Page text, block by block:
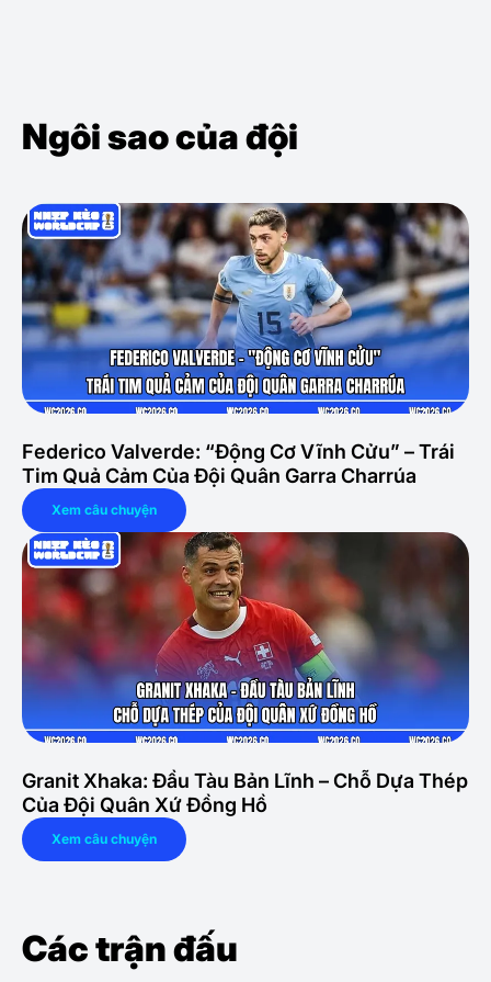
Ngôi sao của đội
Federico Valverde: “Động Cơ Vĩnh Cửu” – Trái
Tim Quả Cảm Của Đội Quân Garra Charrúa
Xem câu chuyện
Granit Xhaka: Đầu Tàu Bản Lĩnh – Chỗ Dựa Thép
Của Đội Quân Xứ Đồng Hồ
Xem câu chuyện
Các trận đấu